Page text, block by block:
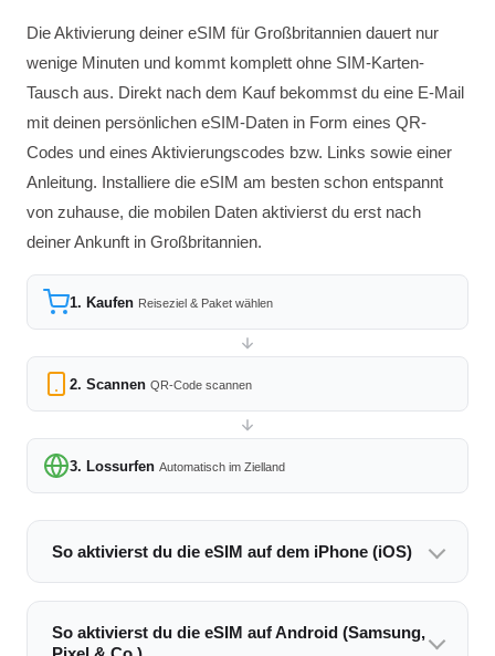
Die Aktivierung deiner eSIM für Großbritannien dauert nur
wenige Minuten und kommt komplett ohne SIM-Karten-
Tausch aus. Direkt nach dem Kauf bekommst du eine E-Mail
mit deinen persönlichen eSIM-Daten in Form eines QR-
Codes und eines Aktivierungscodes bzw. Links sowie einer
Anleitung. Installiere die eSIM am besten schon entspannt
von zuhause, die mobilen Daten aktivierst du erst nach
deiner Ankunft in Großbritannien.
1. Kaufen Reiseziel & Paket wählen
2. Scannen QR-Code scannen
3. Lossurfen Automatisch im Zielland
So aktivierst du die eSIM auf dem iPhone (iOS)
So aktivierst du die eSIM auf Android (Samsung,